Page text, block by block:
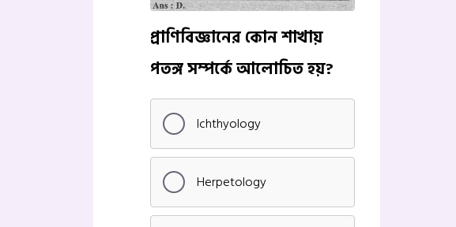
প্রাণিবিজ্ঞানের কোন শাখায়
পতঙ্গ সম্পর্কে আলোচিত হয়?
Ichthyology
Herpetology